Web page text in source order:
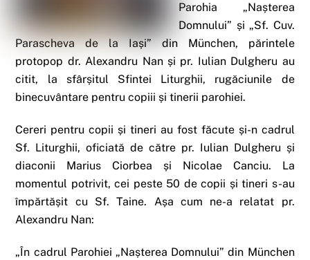
Parohia „Nașterea
Domnului” și „Sf. Cuv.
Parascheva de la Iași” din München, părintele
protopop dr. Alexandru Nan și pr. Iulian Dulgheru au
citit, la sfârșitul Sfintei Liturghii, rugăciunile de
binecuvântare pentru copiii și tinerii parohiei.
Cereri pentru copii și tineri au fost făcute și-n cadrul
Sf. Liturghii, oficiată de către pr. Iulian Dulgheru și
diaconii Marius Ciorbea și Nicolae Canciu. La
momentul potrivit, cei peste 50 de copii și tineri s-au
împărtășit cu Sf. Taine. Așa cum ne-a relatat pr.
Alexandru Nan:
„În cadrul Parohiei „Nașterea Domnului” din München